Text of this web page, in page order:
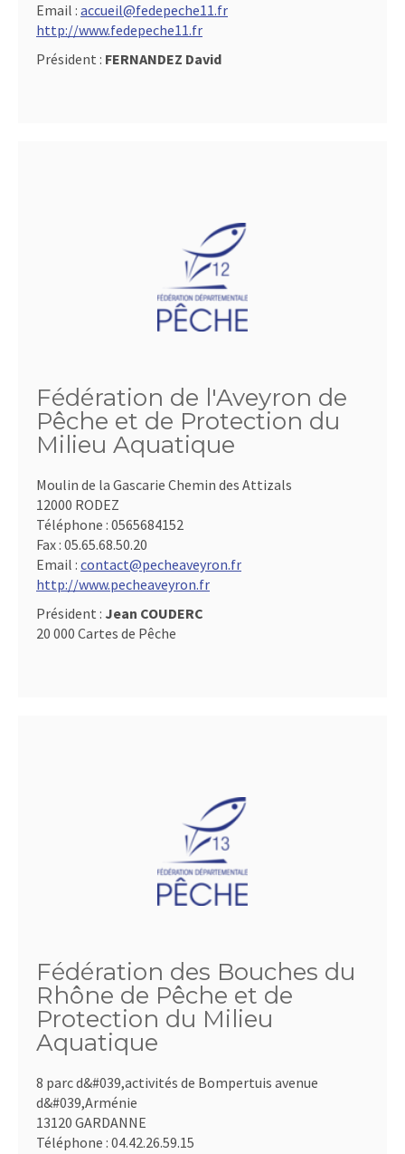
Email : accueil@fedepeche11.fr
http://www.fedepeche11.fr
Président : FERNANDEZ David
Fédération de l'Aveyron de
Pêche et de Protection du
Milieu Aquatique
Moulin de la Gascarie Chemin des Attizals
12000 RODEZ
Téléphone : 0565684152
Fax : 05.65.68.50.20
Email : contact@pecheaveyron.fr
http://www.pecheaveyron.fr
Président : Jean COUDERC
20 000 Cartes de Pêche
Fédération des Bouches du
Rhône de Pêche et de
Protection du Milieu
Aquatique
8 parc d&#039,activités de Bompertuis avenue
d&#039,Arménie
13120 GARDANNE
Téléphone : 04.42.26.59.15